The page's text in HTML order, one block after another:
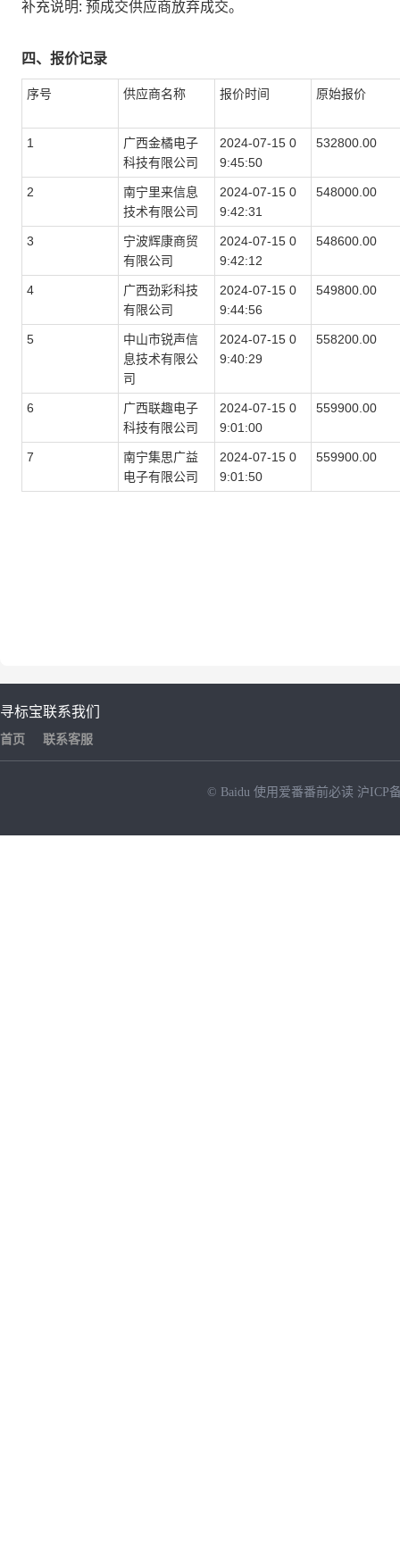
补充说明: 预成交供应商放弃成交。
四、报价记录
序号 供应商名称 报价时间 原始报价
1
广西金橘电子
科技有限公司
2024-07-15 0
9:45:50
532800.00
2
南宁里来信息
技术有限公司
2024-07-15 0
9:42:31
548000.00
3
宁波辉康商贸
有限公司
2024-07-15 0
9:42:12
548600.00
4
广西劲彩科技
有限公司
2024-07-15 0
9:44:56
549800.00
5
中山市锐声信
息技术有限公
司
2024-07-15 0
9:40:29
558200.00
6
广西联趣电子
科技有限公司
2024-07-15 0
9:01:00
559900.00
7
南宁集思广益
电子有限公司
2024-07-15 0
9:01:50
559900.00
寻标宝
首页
联系我们
联系客服
© Baidu 使用爱番番前必读 沪ICP